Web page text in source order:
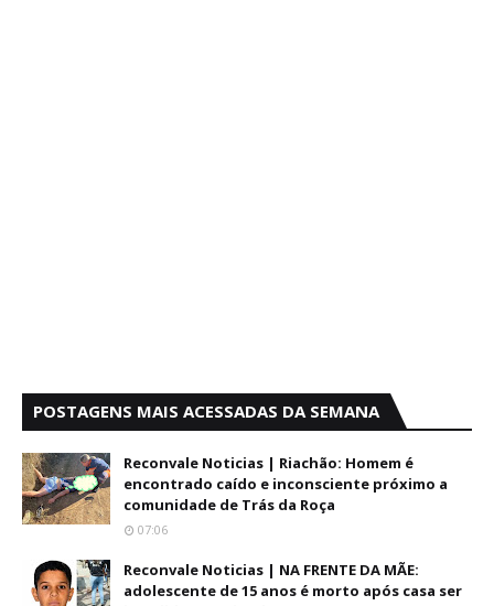
POSTAGENS MAIS ACESSADAS DA SEMANA
Reconvale Noticias | Riachão: Homem é
encontrado caído e inconsciente próximo a
comunidade de Trás da Roça
07:06
Reconvale Noticias | NA FRENTE DA MÃE:
adolescente de 15 anos é morto após casa ser